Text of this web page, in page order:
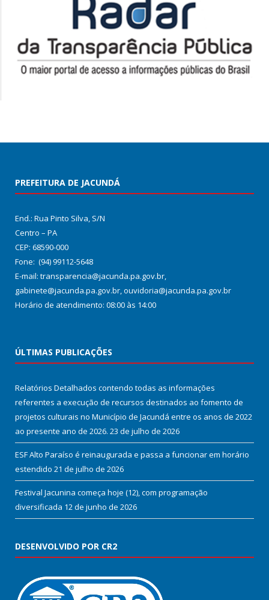
PREFEITURA DE JACUNDÁ
End.: Rua Pinto Silva, S/N
Centro – PA
CEP: 68590-000
Fone: (94) 99112-5648
E-mail: transparencia@jacunda.pa.gov.br,
gabinete@jacunda.pa.gov.br, ouvidoria@jacunda.pa.gov.br
Horário de atendimento: 08:00 às 14:00
ÚLTIMAS PUBLICAÇÕES
Relatórios Detalhados contendo todas as informações
referentes a execução de recursos destinados ao fomento de
projetos culturais no Município de Jacundá entre os anos de 2022
ao presente ano de 2026. 23 de julho de 2026
ESF Alto Paraíso é reinaugurada e passa a funcionar em horário
estendido 21 de julho de 2026
Festival Jacunina começa hoje (12), com programação
diversificada 12 de junho de 2026
DESENVOLVIDO POR CR2